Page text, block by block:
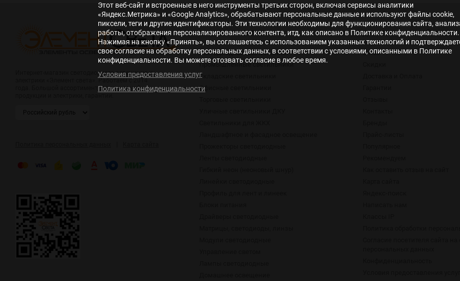
Интернет-магазин светодиодного освещения и
электрики «Элемент света». Работаем с 2014
года. Большой ассортимент светодиодной
КАТАЛОГ ТОВАРОВ
Светодиодные светильники
Промышленные светильники
Складские светильники
Офисные светильники
ДЛЯ ПОКУПАТЕЛЕЙ
О нас
Этот веб-сайт и встроенные в него инструменты третьих сторон, включая сервисы аналитики
«Яндекс.Метрика» и «Google Analytics», обрабатывают персональные данные и используют файлы cookie,
пиксели, теги и другие идентификаторы. Эти технологии необходимы для функционирования сайта,
работы, отображения персонализированного контента, итд, как описано в Политике конфиденциальности.
Нажимая на кнопку «Принять», вы соглашаетесь с использованием указанных технологий и
свое согласие на обработку персональных данных, в соответствии с условиями, описанными в Политике
конфиденциальности. Вы можете отозвать согласие в любое время.
Условия предоставления услуг
Политика конфиденциальности